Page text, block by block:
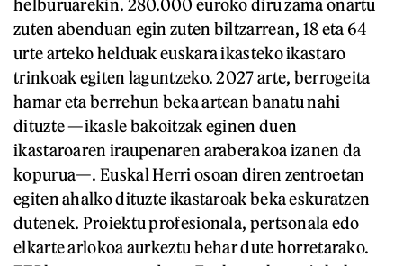
helburuarekin. 280.000 euroko diru zama onartu
zuten abenduan egin zuten biltzarrean, 18 eta 64
urte arteko helduak euskara ikasteko ikastaro
trinkoak egiten laguntzeko. 2027 arte, berrogeita
hamar eta berrehun beka artean banatu nahi
dituzte —ikasle bakoitzak eginen duen
ikastaroaren iraupenaren araberakoa izanen da
kopurua—. Euskal Herri osoan diren zentroetan
egiten ahalko dituzte ikastaroak beka eskuratzen
dutenek. Proiektu profesionala, pertsonala edo
elkarte arlokoa aurkeztu behar dute horretarako.